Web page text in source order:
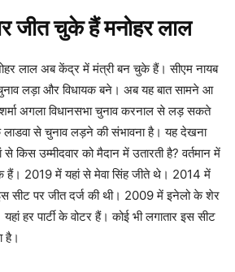
जीत चुके हैं मनोहर लाल
लाल अब केंद्र में मंत्री बन चुके हैं। सीएम नायब
लड़ा और विधायक बने। अब यह बात सामने आ
शर्मा अगला विधानसभा चुनाव करनाल से लड़ सकते
से चुनाव लड़ने की संभावना है। यह देखना
से किस उम्मीदवार को मैदान में उतारती है? वर्तमान में
हैं। 2019 में यहां से मेवा सिंह जीते थे। 2014 में
सीट पर जीत दर्ज की थी। 2009 में इनेलो के शेर
हर पार्टी के वोटर हैं। कोई भी लगातार इस सीट
है।